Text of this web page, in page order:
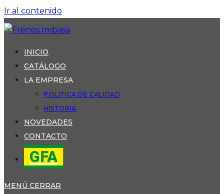
Ir al contenido
INICIO
CATÁLOGO
LA EMPRESA
POLÍTICA DE CALIDAD
HISTORIA
NOVEDADES
CONTACTO
GFA
MENÚ CERRAR